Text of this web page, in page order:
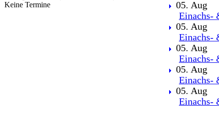
Keine Termine
05. Aug
Einachs-
05. Aug
Einachs-
05. Aug
Einachs-
05. Aug
Einachs-
05. Aug
Einachs-